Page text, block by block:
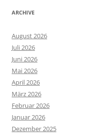
ARCHIVE
August 2026
Juli 2026
Juni 2026
Mai 2026
April 2026
März 2026
Februar 2026
Januar 2026
Dezember 2025